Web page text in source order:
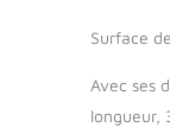
Surface
Avec ses
longueur,